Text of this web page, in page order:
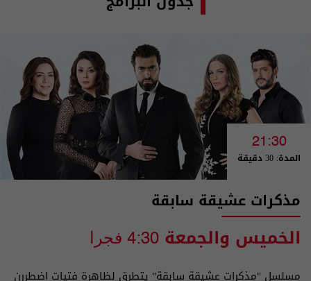
21:30
المدة: 30 دقيقة
مذكرات عشيقة سابقة
الخميس والجمعة 4:30 فجرا
مسلسل "مذكرات عشيقة سابقة" يتطرق لظاهرة فتيات اضطررن